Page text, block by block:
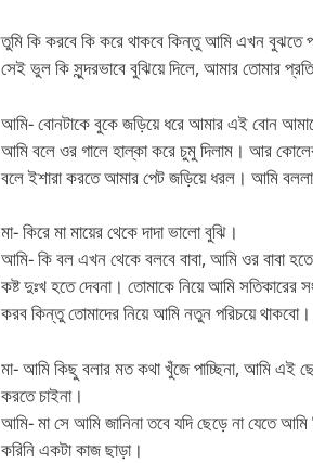
তুমি কি করবে কি করে থাকবে কিন্তু আমি এখন
সেই ভুল কি সুন্দরভাবে বুঝিয়ে দিলে, আমার তোমার
আমি- বোনটাকে বুকে জড়িয়ে ধরে আমার এই বোন
আমি বলে ওর গালে হাল্কা করে চুমু দিলাম। আর কোলের
বলে ইশারা করতে আমার পেট জড়িয়ে ধরল। আমি
মা- কিরে মা মায়ের থেকে দাদা ভালো বুঝি।
আমি- কি বল এখন থেকে বলবে বাবা, আমি ওর বাবা
কষ্ট দুঃখ হতে দেবনা। তোমাকে নিয়ে আমি
করব কিন্তু তোমাদের নিয়ে আমি নতুন পরিচয়ে
মা- আমি কিছু বলার মত কথা খুঁজে পাচ্ছিনা, আমি এই
করতে চাইনা।
আমি- মা সে আমি জানিনা তবে যদি ছেড়ে না যেতে
করিনি একটা কাজ ছাড়া।